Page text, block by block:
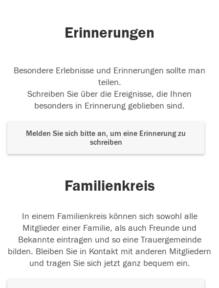
Erinnerungen
Besondere Erlebnisse und Erinnerungen sollte man
teilen.
Schreiben Sie über die Ereignisse, die Ihnen
besonders in Erinnerung geblieben sind.
Melden Sie sich bitte an, um eine Erinnerung zu
schreiben
Familienkreis
In einem Familienkreis können sich sowohl alle
Mitglieder einer Familie, als auch Freunde und
Bekannte eintragen und so eine Trauergemeinde
bilden. Bleiben Sie in Kontakt mit anderen Mitgliedern
und tragen Sie sich jetzt ganz bequem ein.